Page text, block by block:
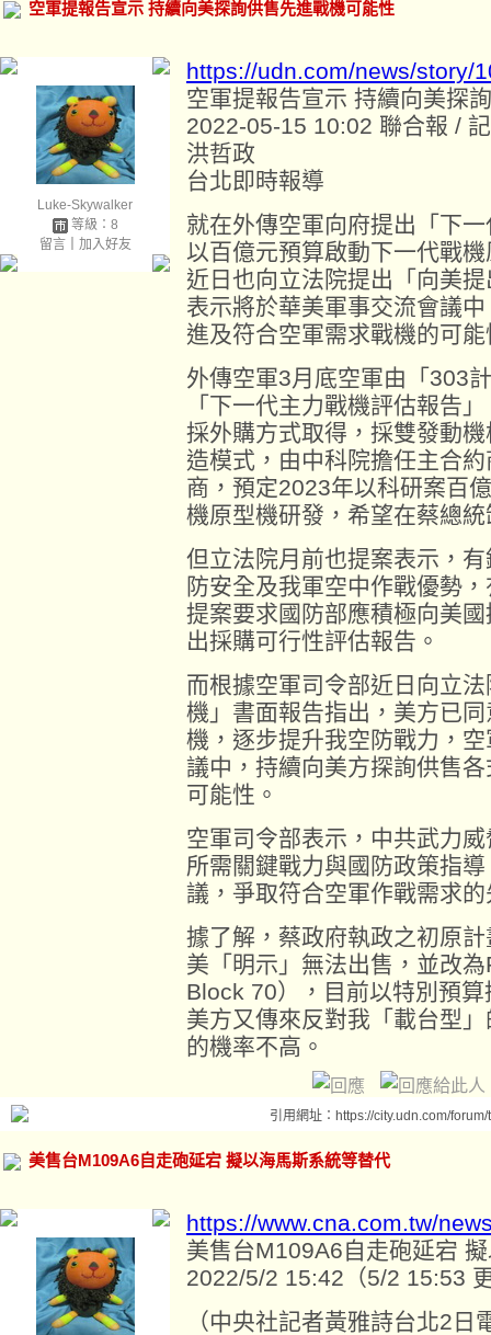
空軍提報告宣示 持續向美探詢供售先進戰機可能性
Luke-Skywalker
等級：8
留言｜ 加入好友
https://udn.com/news/story/
空軍提報告宣示 持續向美探
2022-05-15 10:02 聯合報 /
洪哲政
台北即時報導
就在外傳空軍向府提出「下
以百億元預算啟動下一代戰
近日也向立法院提出「向美
表示將於華美軍事交流會議
進及符合空軍需求戰機的可能
外傳空軍3月底空軍由「303
「下一代主力戰機評估報告
採外購方式取得，採雙發動
造模式，由中科院擔任主合
商，預定2023年以科研案百
機原型機研發，希望在蔡總
但立法院月前也提案表示，
防安全及我軍空中作戰優勢
提案要求國防部應積極向美
出採購可行性評估報告。
而根據空軍司令部近日向立
機」書面報告指出，美方已
機，逐步提升我空防戰力，
議中，持續向美方探詢供售
可能性。
空軍司令部表示，中共武力
所需關鍵戰力與國防政策指
議，爭取符合空軍作戰需求
據了解，蔡政府執政之初原
美「明示」無法出售，並改
Block 70），目前以特別預
美方又傳來反對我「載台型
的機率不高。
引用網址：https://city.udn.com/
美售台M109A6自走砲延宕 擬以海馬斯系統等替代
https://www.cna.com.tw/
美售台M109A6自走砲延宕
2022/5/2 15:42（5/2 15:53
（中央社記者黃雅詩台北2